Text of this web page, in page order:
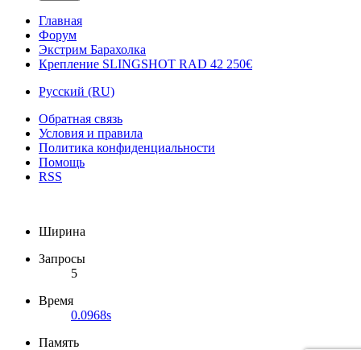
Главная
Форум
Экстрим Барахолка
Крепление SLINGSHOT RAD 42 250€
Русский (RU)
Обратная связь
Условия и правила
Политика конфиденциальности
Помощь
RSS
Ширина
Запросы
5
Время
0.0968s
Память